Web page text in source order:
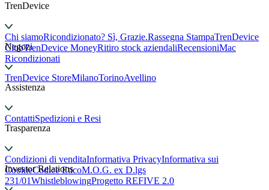
TrenDevice
Chi siamoRicondizionato? Sì, Grazie.Rassegna StampaTrenDevice
ClubTrenDevice MoneyRitiro stock aziendaliRecensioniMac
Ricondizionati
Negozi
TrenDevice StoreMilanoTorinoAvellino
Assistenza
ContattiSpedizioni e Resi
Trasparenza
Condizioni di venditaInformativa PrivacyInformativa sui
CookieCodice EticoM.O.G. ex D.lgs
231/01WhistleblowingProgetto REFIVE 2.0
Investor Relations